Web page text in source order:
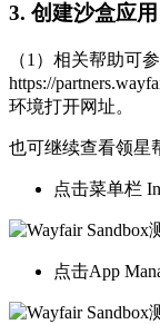
3. 创建沙盒应用
（1）相关帮助可
https://
环境打开网址。
也可继续查看领星
点击菜单栏
点击App